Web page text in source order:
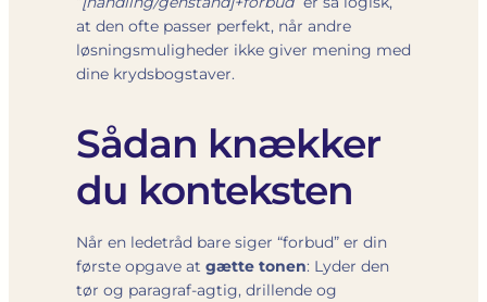
at den ofte passer perfekt, når andre
løsningsmuligheder ikke giver mening med
dine krydsbogstaver.
Sådan knækker
du konteksten
Når en ledetråd bare siger “forbud” er din
første opgave at gætte tonen: Lyder den
tør og paragraf-agtig, drillende og